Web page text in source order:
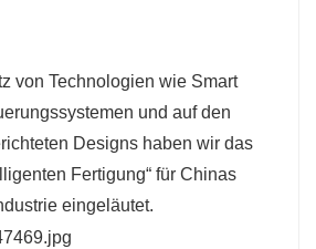
von Technologien wie Smart
und auf den
Designs haben wir das
Fertigung“ für Chinas
eingeläutet.